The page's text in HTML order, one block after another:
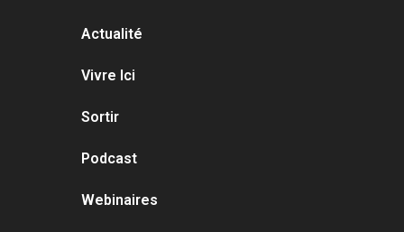
Actualité
Vivre Ici
Sortir
Podcast
Webinaires